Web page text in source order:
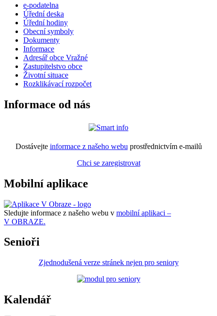
e-podatelna
Úřední deska
Úřední hodiny
Obecní symboly
Dokumenty
Informace
Adresář obce Vražné
Zastupitelstvo obce
Životní situace
Rozklikávací rozpočet
Informace od nás
Dostávejte informace z našeho webu prostřednictvím e-mailů
Chci se zaregistrovat
Mobilní aplikace
Sledujte informace z našeho webu v mobilní aplikaci –
V OBRAZE.
Senioři
Zjednodušená verze stránek nejen pro seniory
Kalendář